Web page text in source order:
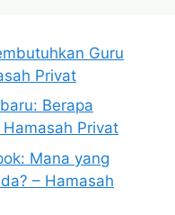
Guru
Privat
Berapa
Privat
Mana yang
– Hamasah